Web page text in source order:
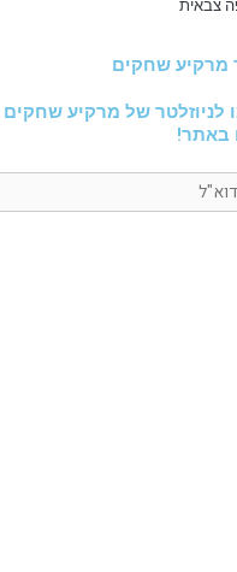
צבאית
מרקיע שחקים
לניוזלטר של מרקיע
באתר!